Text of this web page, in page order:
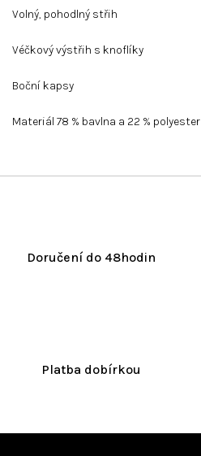
Doručení do 48hodin
Platba dobírkou
Volný, pohodlný střih
Véčkový výstřih s knoflíky
Boční kapsy
Materiál 78 % bavlna a 22 % polyester